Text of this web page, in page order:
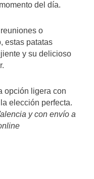
del día.
o
estas patatas
y su delicioso
opción ligera con
elección perfecta.
y con envío a